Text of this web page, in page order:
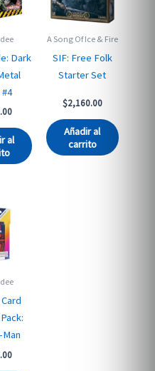
Dark
#4
al
A Song Of Ice & Fire
SIF: Free Folk
Starter Set
$2,160.00
Añadir al
carrito